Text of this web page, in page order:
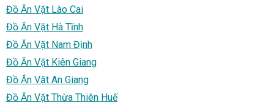
Đồ Ăn Vặt Lào Cai
Đồ Ăn Vặt Hà Tĩnh
Đồ Ăn Vặt Nam Định
Đồ Ăn Vặt Kiên Giang
Đồ Ăn Vặt An Giang
Đồ Ăn Vặt Thừa Thiên Huế